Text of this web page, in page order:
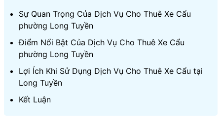
Sự Quan Trọng Của Dịch Vụ Cho Thuê Xe Cẩu
phường Long Tuyền
Điểm Nổi Bật Của Dịch Vụ Cho Thuê Xe Cẩu
phường Long Tuyền
Lợi Ích Khi Sử Dụng Dịch Vụ Cho Thuê Xe Cẩu tại
Long Tuyền
Kết Luận